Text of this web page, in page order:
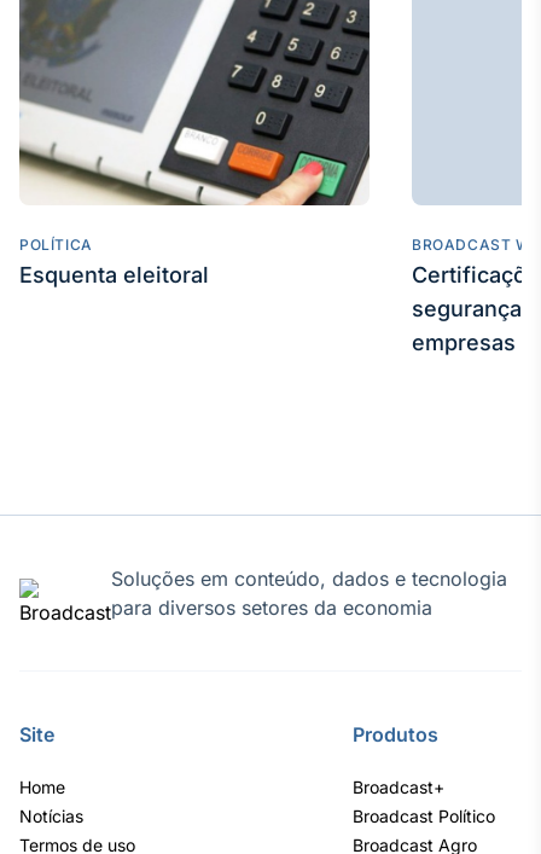
POLÍTICA
Esquenta eleitoral
BROADCAST
segurança
empresas
Soluções em conteúdo, dados e tecnologia
para diversos setores da economia
Site
Home
Notícias
Termos de uso
Produtos
Broadcast+
Broadcast Político
Broadcast Agro